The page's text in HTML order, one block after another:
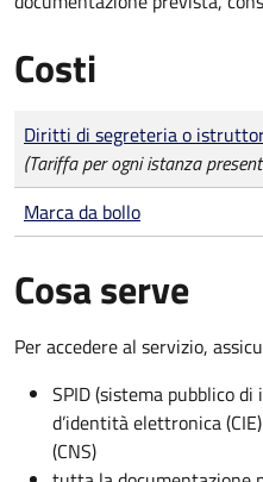
Costi
Tipo di pagamento
Importo
Diritti di segreteria o
(Tariffa per ogni istanza
Marca da bollo
Cosa serve
Per accedere al servizio,
SPID (sistema pubblico
d’identità elettronica
(CNS)